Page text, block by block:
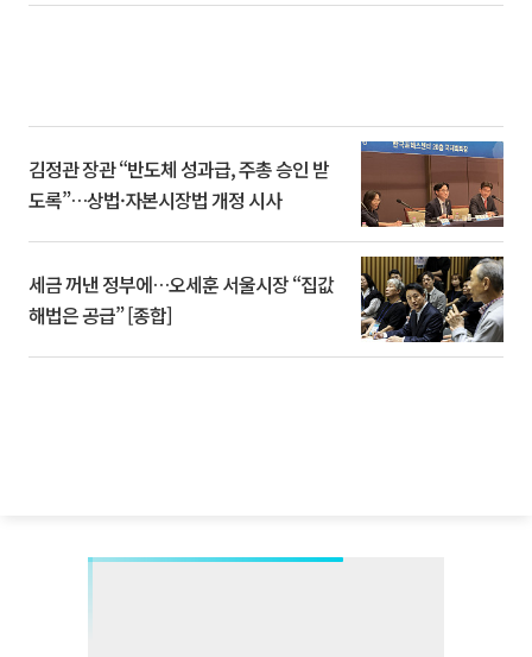
김정관 장관 “반도체 성과급, 주총 승인 받
도록”…상법·자본시장법 개정 시사
세금 꺼낸 정부에…오세훈 서울시장 “집값
해법은 공급” [종합]